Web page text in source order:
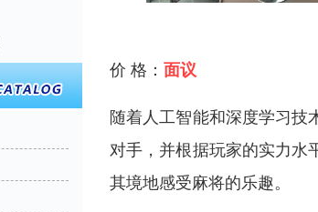
价 格： 面议
随着人工智能和深度学习技
对手，并根据玩家的实力水
其境地感受麻将的乐趣。